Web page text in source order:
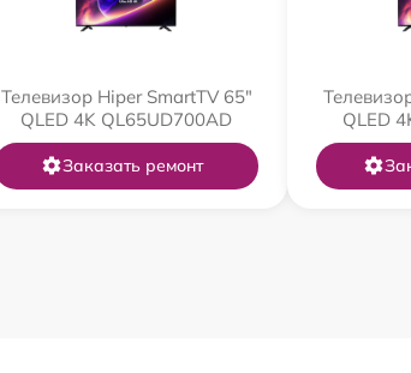
Телевизор Hiper SmartTV 65"
QLED 4K QL65UD700AD
Заказать ремонт
QLED